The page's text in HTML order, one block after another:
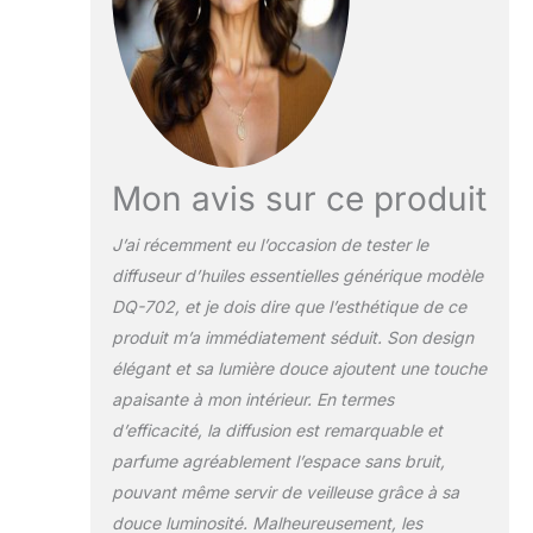
est le compagnon
idéal Double
contrôle pratique -
Utilisez la
télécommande
incluse pour régler
distance ou ajustez
facilement les
directement grâce
aux boutons
intégrés. Changez
la brume, la lumière
toute simplicité,
pour un confort
d’utilisation au
quotidien 8 LED –
Notre diffuseur
portable et compact
Mon avis sur ce produit
J’ai récemment eu l’occasion de tester le
diffuseur d’huiles essentielles générique modèle
DQ-702, et je dois dire que l’esthétique de ce
produit m’a immédiatement séduit. Son design
élégant et sa lumière douce ajoutent une touche
apaisante à mon intérieur. En termes
d’efficacité, la diffusion est remarquable et
parfume agréablement l’espace sans bruit,
pouvant même servir de veilleuse grâce à sa
douce luminosité. Malheureusement, les